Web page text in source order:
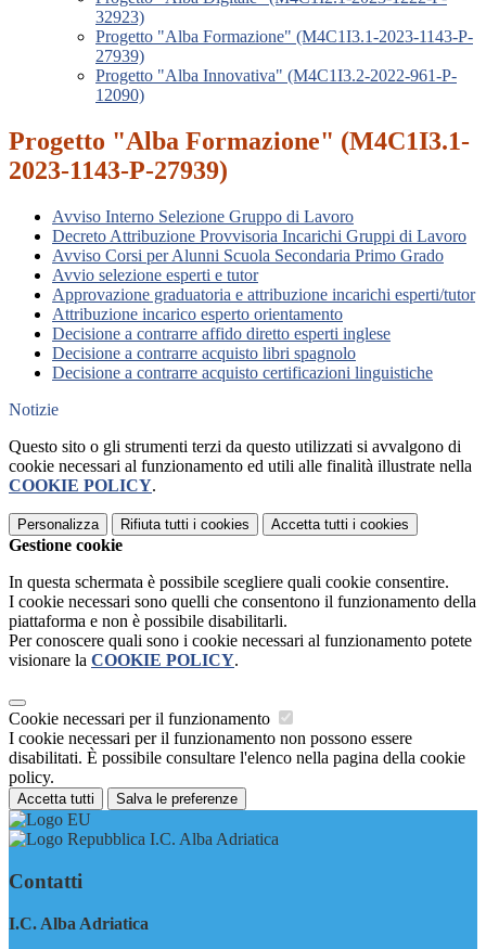
32923)
Progetto "Alba Formazione" (M4C1I3.1-2023-1143-P-
27939)
Progetto "Alba Innovativa" (M4C1I3.2-2022-961-P-
12090)
Progetto "Alba Formazione" (M4C1I3.1-
2023-1143-P-27939)
Avviso Interno Selezione Gruppo di Lavoro
Decreto Attribuzione Provvisoria Incarichi Gruppi di Lavoro
Avviso Corsi per Alunni Scuola Secondaria Primo Grado
Avvio selezione esperti e tutor
Approvazione graduatoria e attribuzione incarichi esperti/tutor
Attribuzione incarico esperto orientamento
Decisione a contrarre affido diretto esperti inglese
Decisione a contrarre acquisto libri spagnolo
Decisione a contrarre acquisto certificazioni linguistiche
Notizie
Questo sito o gli strumenti terzi da questo utilizzati si avvalgono di
cookie necessari al funzionamento ed utili alle finalità illustrate nella
COOKIE POLICY.
Personalizza Rifiuta tutti i cookies Accetta tutti i cookies
Gestione cookie
In questa schermata è possibile scegliere quali cookie consentire.
I cookie necessari sono quelli che consentono il funzionamento della
piattaforma e non è possibile disabilitarli.
Per conoscere quali sono i cookie necessari al funzionamento potete
visionare la COOKIE POLICY.
Cookie necessari per il funzionamento
I cookie necessari per il funzionamento non possono essere
disabilitati. È possibile consultare l'elenco nella pagina della cookie
policy.
Accetta tutti Salva le preferenze
I.C. Alba Adriatica
Contatti
I.C. Alba Adriatica